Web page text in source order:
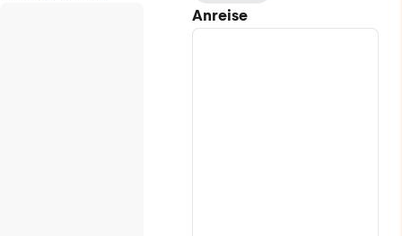
Anreise